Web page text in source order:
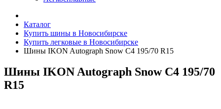
Каталог
Купить шины в Новосибирске
Купить легковые в Новосибирске
Шины IKON Autograph Snow C4 195/70 R15
Шины IKON Autograph Snow C4 195/70
R15